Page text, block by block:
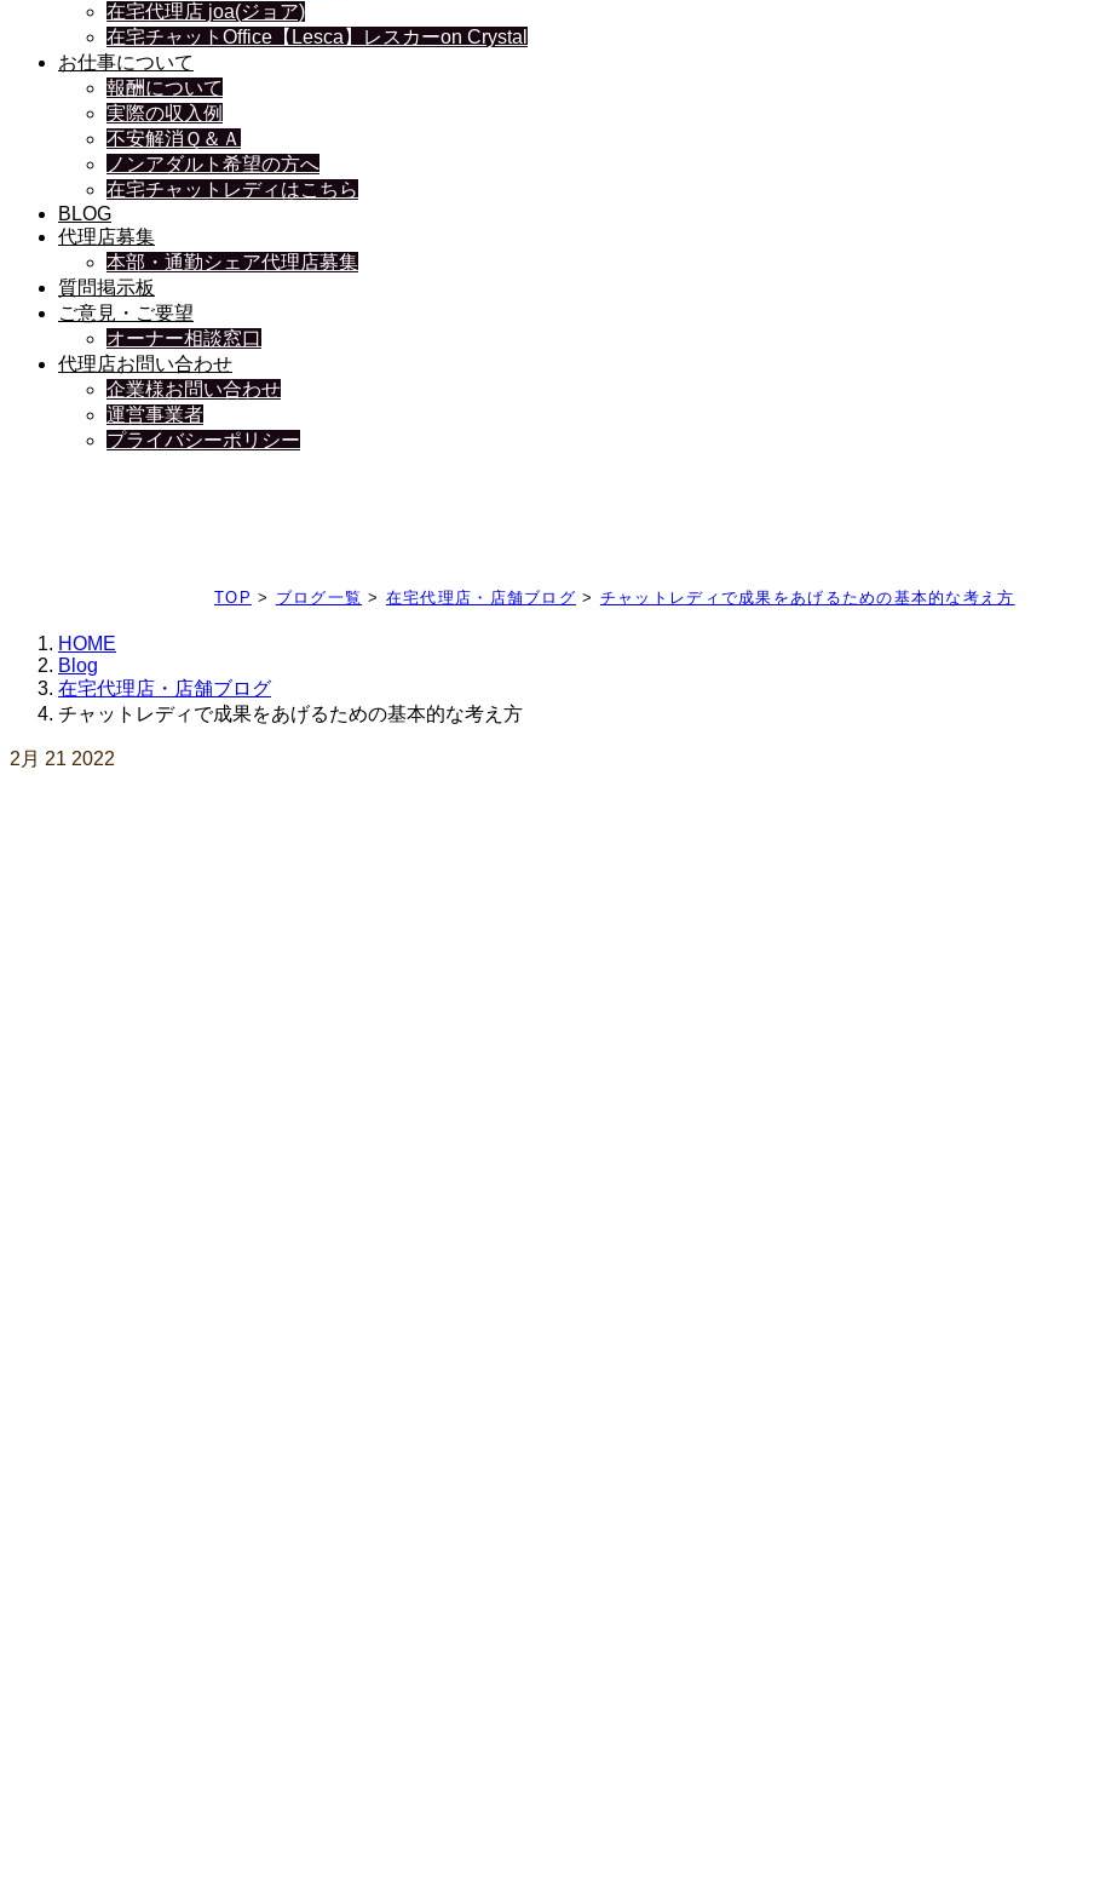
在宅代理店 joa(ジョア)
在宅チャットOffice【Lesca】レスカーon Crystal
お仕事について
報酬について
実際の収入例
不安解消Ｑ＆Ａ
ノンアダルト希望の方へ
在宅チャットレディはこちら
BLOG
代理店募集
本部・通勤シェア代理店募集
質問掲示板
ご意見・ご要望
オーナー相談窓口
代理店お問い合わせ
企業様お問い合わせ
運営事業者
プライバシーポリシー
TOP > ブログ一覧 > 在宅代理店・店舗ブログ > チャットレディで成果をあげるための基本的な考え方
HOME
Blog
在宅代理店・店舗ブログ
チャットレディで成果をあげるための基本的な考え方
2月 21 2022